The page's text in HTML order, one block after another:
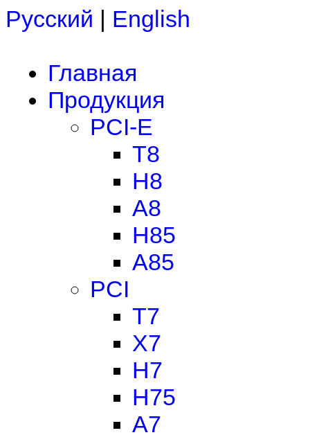
Русский | English
Главная
Продукция
PCI-E
T8
H8
A8
H85
A85
PCI
T7
X7
H7
H75
A7